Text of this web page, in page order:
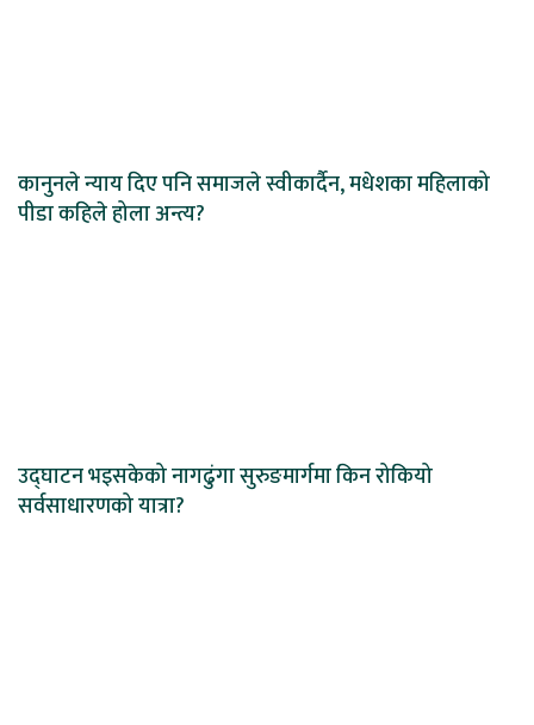
कानुनले न्याय दिए पनि समाजले स्वीकार्दैन, मधेशका महिलाको
पीडा कहिले होला अन्त्य?
उद्घाटन भइसकेको नागढुंगा सुरुङमार्गमा किन रोकियो
सर्वसाधारणको यात्रा?